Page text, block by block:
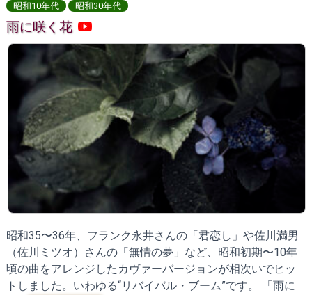
昭和10年代 昭和30年代
雨に咲く花
昭和35〜36年、フランク永井さんの「君恋し」や佐川満男
（佐川ミツオ）さんの「無情の夢」など、昭和初期〜10年
頃の曲をアレンジしたカヴァーバージョンが相次いでヒッ
トしました。いわゆる“リバイバル・ブーム”です。 「雨に